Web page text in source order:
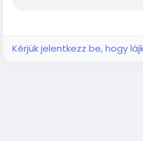
Kérjük jelentkezz be, hogy